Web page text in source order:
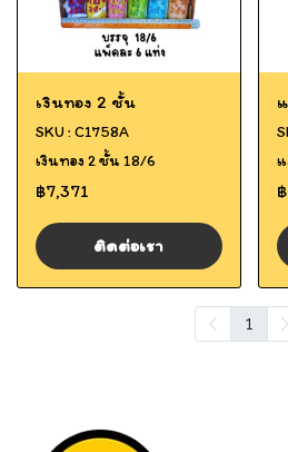
เงินทอง 2 ชั้น
SKU : C1758A
เงินทอง 2 ชั้น 18/6
฿7,371
ติดต่อเรา
1